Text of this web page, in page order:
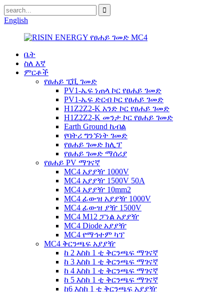
English
ቤት
ስለ እኛ
ምርቶች
የፀሐይ ፒቪ ገመድ
PV1-ኤፍ ነጠላ ኮር የፀሐይ ገመድ
PV1-ኤፍ ድርብ ኮር የፀሐይ ገመድ
H1Z2Z2-K አንድ ኮር የፀሐይ ገመድ
H1Z2Z2-K መንታ ኮር የፀሐይ ገመድ
Earth Ground ኬብል
የባትሪ ግንኙነት ገመድ
የፀሐይ ገመድ ክሊፕ
የፀሐይ ገመድ ማሰሪያ
የፀሐይ PV ማገናኛ
MC4 አያያዥ 1000V
MC4 አያያዥ 1500V 50A
MC4 አያያዥ 10mm2
MC4 ፊውዝ አያያዥ 1000V
MC4 ፊውዝ ያዥ 1500V
MC4 M12 ፓነል አያያዥ
MC4 Diode አያያዥ
MC4 የማኅተም ካፕ
MC4 ቅርንጫፍ አያያዥ
ከ 2 እስከ 1 ቲ ቅርንጫፍ ማገናኛ
ከ 3 እስከ 1 ቲ ቅርንጫፍ ማገናኛ
ከ 4 እስከ 1 ቲ ቅርንጫፍ ማገናኛ
ከ 5 እስከ 1 ቲ ቅርንጫፍ ማገናኛ
ከ6 እስከ 1 ቲ ቅርንጫፍ አያያዥ